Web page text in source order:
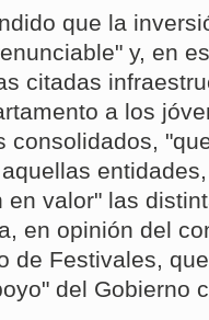
que la
y, en
citadas
a los
consolidados,
en valor" las
en opinión del
de Festivales,
del Gobierno